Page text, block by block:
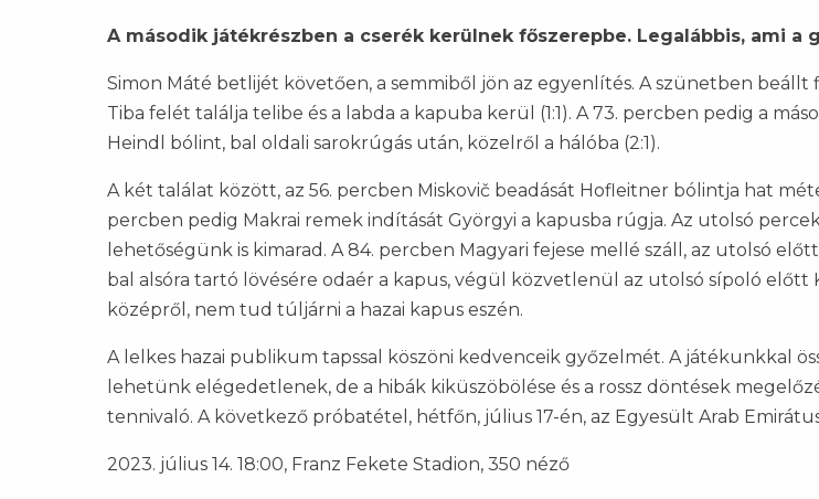
A második játékrészben a cserék kerülnek főszerepbe. Legalábbis, ami a
Simon Máté betlijét követően, a semmiből jön az egyenlítés. A szünetben beállt
Tiba felét találja telibe és a labda a kapuba kerül (1:1). A 73. percben pedig a
Heindl bólint, bal oldali sarokrúgás után, közelről a hálóba (2:1).
A két találat között, az 56. percben Miskovič beadását Hofleitner bólintja hat
percben pedig Makrai remek indítását Györgyi a kapusba rúgja. Az utolsó
lehetőségünk is kimarad. A 84. percben Magyari fejese mellé száll, az utolsó
bal alsóra tartó lövésére odaér a kapus, végül közvetlenül az utolsó sípoló előtt
középről, nem tud túljárni a hazai kapus eszén.
A lelkes hazai publikum tapssal köszöni kedvenceik győzelmét. A játékunkkal
lehetünk elégedetlenek, de a hibák kiküszöbölése és a rossz döntések
tennivaló. A következő próbatétel, hétfőn, július 17-én, az Egyesült Arab
2023. július 14. 18:00, Franz Fekete Stadion, 350 néző